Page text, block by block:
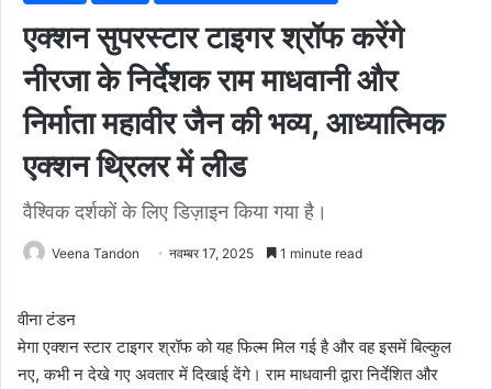
एक्शन सुपरस्टार टाइगर श्रॉफ करेंगे
नीरजा के निर्देशक राम माधवानी और
निर्माता महावीर जैन की भव्य, आध्यात्मिक
एक्शन थ्रिलर में लीड
वैश्विक दर्शकों के लिए डिज़ाइन किया गया है।
Veena Tandon नवम्बर 17, 2025 1 minute read
वीना टंडन
मेगा एक्शन स्टार टाइगर श्रॉफ को यह फिल्म मिल गई है और वह इसमें बिल्कुल
नए, कभी न देखे गए अवतार में दिखाई देंगे। राम माधवानी द्वारा निर्देशित और